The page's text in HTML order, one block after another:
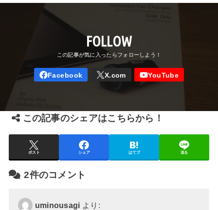
FOLLOW
この記事のシェアはこちらから！
ポスト シェア はてブ 送る
2件のコメント
uminousagi より: